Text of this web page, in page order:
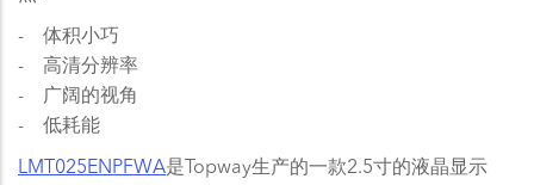
- 体积小巧
- 高清分辨率
- 广阔的视角
- 低耗能
LMT025ENPFWA是Topway生产的一款2.5寸的液晶显示